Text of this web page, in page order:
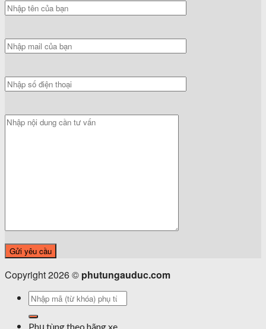
Copyright 2026 © phutungauduc.com
Tìm
Phụ tùng theo hãng xe